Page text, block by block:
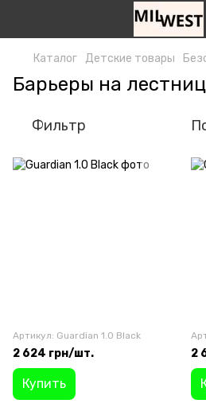
Каталог Детские товары
Барьеры на
Фильтр
Артикул: Guardian 1.0 Black
2 624 грн/шт.
Купить
2